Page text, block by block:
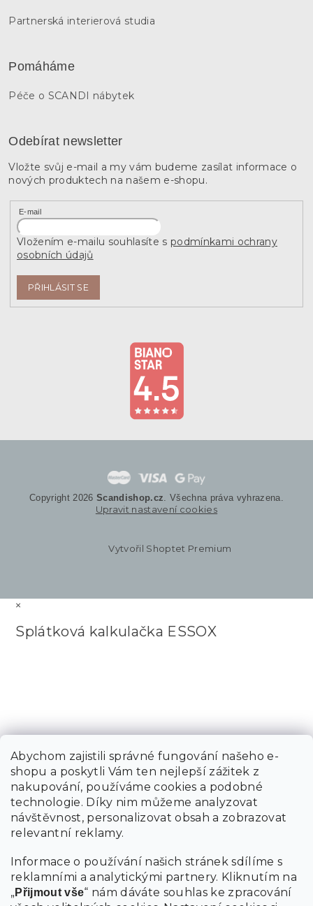
Abychom zajistili správné fungování našeho e-
shopu a poskytli Vám ten nejlepší zážitek z
nakupování, používáme cookies a podobné
technologie. Díky nim můžeme analyzovat
návštěvnost, personalizovat obsah a zobrazovat
relevantní reklamy.
Informace o používání našich stránek sdílíme s
reklamními a analytickými partnery. Kliknutím na
„Přijmout vše“ nám dáváte souhlas ke zpracování
Partnerská interierová studia
Pomáháme
Péče o SCANDI nábytek
Odebírat newsletter
Vložte svůj e-mail a my vám budeme zasílat informace o
nových produktech na našem e-shopu.
E-mail
Vložením e-mailu souhlasíte s podmínkami ochrany
osobních údajů
PŘIHLÁSIT SE
Vytvořil Shoptet Premium
Copyright 2026 Scandishop.cz. Všechna práva vyhrazena.
Upravit nastavení cookies
×
Splátková kalkulačka ESSOX